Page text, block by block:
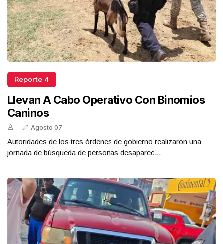
Reporte 4
Llevan A Cabo Operativo Con Binomios
Caninos
Agosto 07
Autoridades de los tres órdenes de gobierno realizaron una
jornada de búsqueda de personas desaparec...